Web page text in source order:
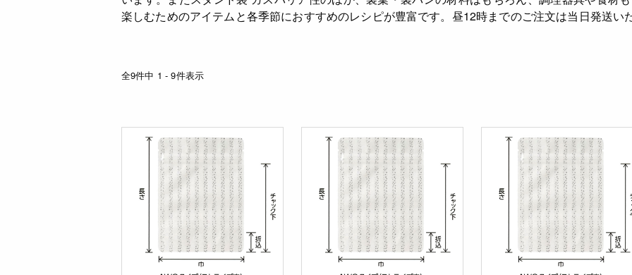
楽しむためのアイテムと各季節におすすめのレシピが豊富です。昼12時までのご注文は当日発送い
全9件中 1 - 9件表示